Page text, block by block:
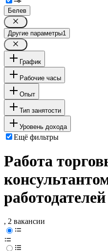
Белев
Другие параметры1
График
Рабочие часы
Опыт
Тип занятости
Уровень дохода
Ещё фильтры
Работа
, 2 вакансии